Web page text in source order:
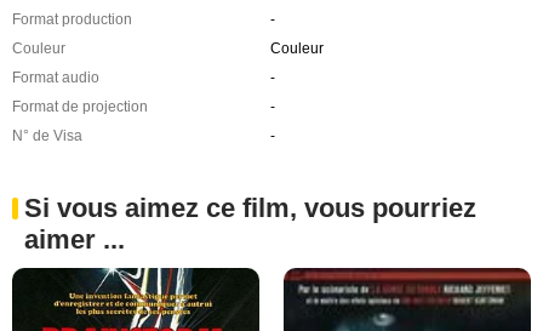
Format production
-
Couleur
Couleur
Format audio
-
Format de projection
-
N° de Visa
-
Si vous aimez ce film, vous pourriez
aimer ...